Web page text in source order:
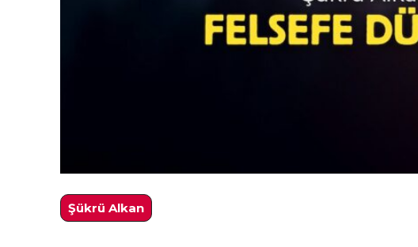
Şükrü Alkan